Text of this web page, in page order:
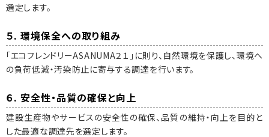
選定します。
５. 環境保全への取り組み
「エコフレンドリーASANUMA２１」に則り、自然環境を保護し、環境へ
の負荷低減・汚染防止に寄与する調達を行います。
６. 安全性・品質の確保と向上
建設生産物やサービスの安全性の確保、品質の維持・向上を目的と
した最適な調達先を選定します。